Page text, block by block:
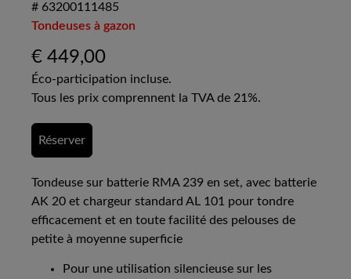
# 63200111485
Tondeuses à gazon
€ 449,00
Éco-participation incluse.
Tous les prix comprennent la TVA de 21%.
Réserver
Tondeuse sur batterie RMA 239 en set, avec batterie
AK 20 et chargeur standard AL 101 pour tondre
efficacement et en toute facilité des pelouses de
petite à moyenne superficie
Pour une utilisation silencieuse sur les